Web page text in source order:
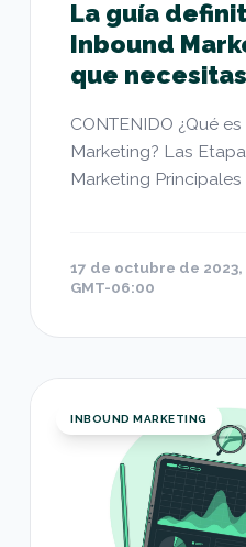
La guía
Inbound
que
CONTENIDO ¿Qué
Marketing? Las
Marketing
17 de octubre de 2023,
GMT-06:00
Paso a paso: Cómo
INBOUND MARKETING